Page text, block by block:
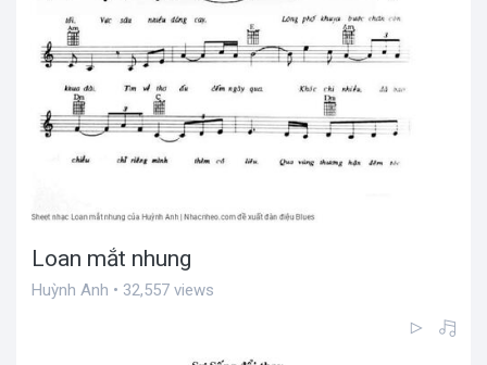
Loan mắt nhung
Huỳnh Anh • 32,557 views